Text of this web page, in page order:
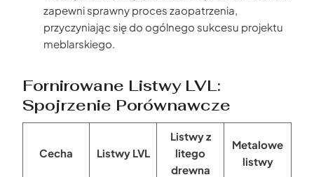
zapewni sprawny proces zaopatrzenia,
przyczyniając się do ogólnego sukcesu projektu
meblarskiego.
Fornirowane Listwy LVL:
Spojrzenie Porównawcze
Cecha Listwy LVL
Listwy z
litego
drewna
Metalowe
listwy